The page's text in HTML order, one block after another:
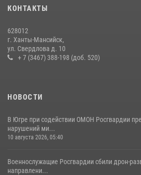
11 июля 2026, 12:26
КОНТАКТЫ
628012
г. Ханты-Мансийск,
ул. Свердлова д. 10
+ 7 (3467) 388-198 (доб. 520)
НОВОСТИ
В Югре при содействии ОМОН Росгвардии
нарушений ми...
10 августа 2026, 05:40
Военнослужащие Росгвардии сбили дрон-
направлени...